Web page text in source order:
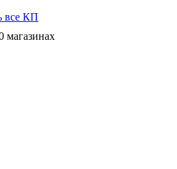
все КП
магазинах